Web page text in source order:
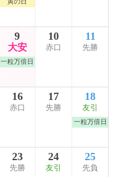
9
大安
一粒万倍日
10
赤口
11
先勝
16
赤口
17
先勝
18
友引
一粒万倍日
23
先勝
24
友引
25
先負